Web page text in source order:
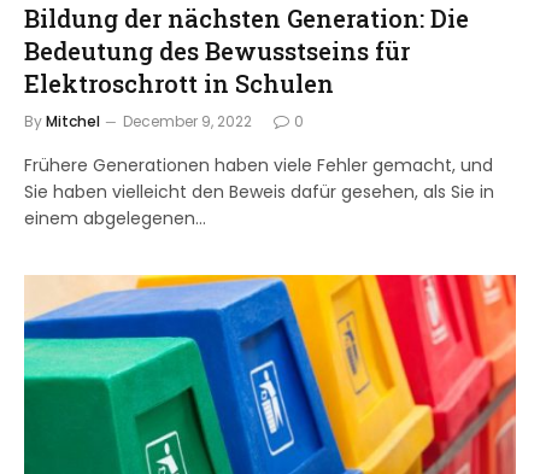
Bildung der nächsten Generation: Die
Bedeutung des Bewusstseins für
Elektroschrott in Schulen
ByMitchel December 9, 2022 0
Frühere Generationen haben viele Fehler gemacht, und
Sie haben vielleicht den Beweis dafür gesehen, als Sie in
einem abgelegenen…